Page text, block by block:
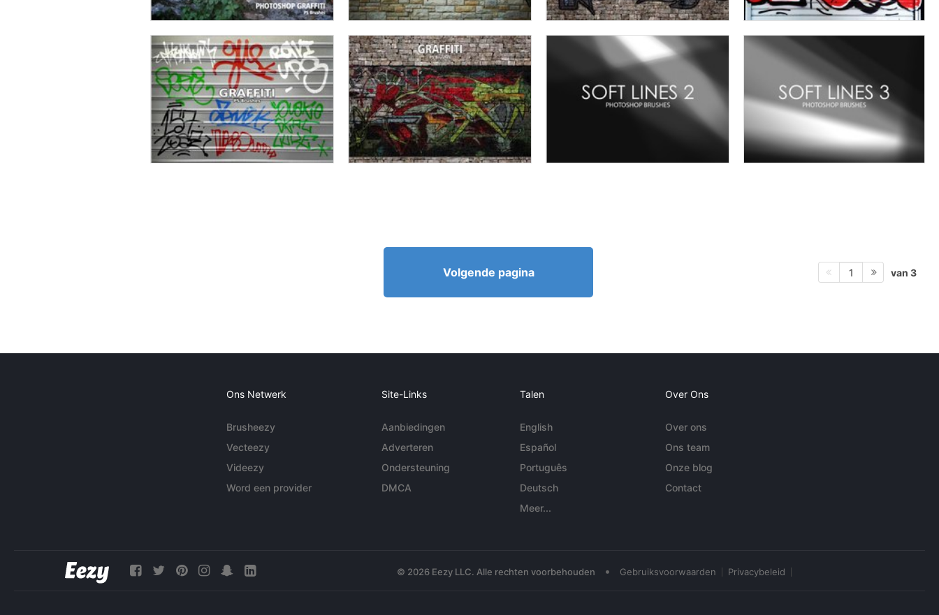
Volgende pagina 1 van 3
Ons Netwerk
Brusheezy
Vecteezy
Videezy
Word een provider
Site-Links
Aanbiedingen
Adverteren
Ondersteuning
DMCA
Talen
English
Español
Português
Deutsch
Meer...
Over Ons
Over ons
Ons team
Onze blog
Contact
© 2026 Eezy LLC. Alle rechten voorbehouden • Gebruiksvoorwaarden Privacybeleid